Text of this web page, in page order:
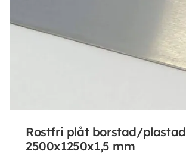
Rostfri plåt borstad/plastad
2500x1250x1,5 mm